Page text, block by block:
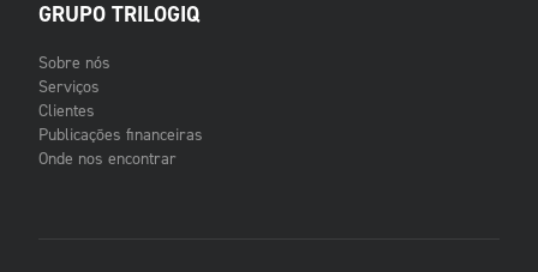
GRUPO TRILOGIQ
Sobre nós
Serviços
Clientes
Publicações financeiras
Onde nos encontrar